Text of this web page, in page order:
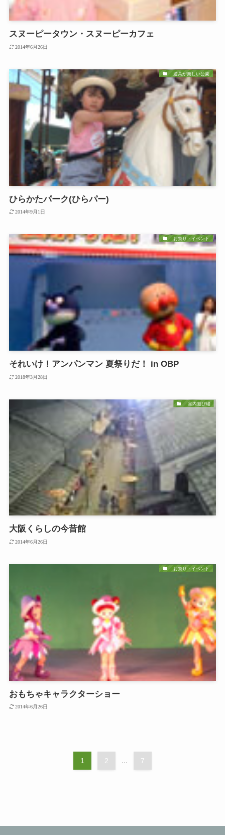
スヌーピータウン・スヌーピーカフェ
2014年6月26日
遊具が楽しい公園
ひらかたパーク(ひらパー)
2014年9月1日
お祭り・イベント
それいけ！アンパンマン 夏祭りだ！ in OBP
2018年3月28日
室内遊び場
大阪くらしの今昔館
2014年6月26日
お祭り・イベント
おもちゃキャラクターショー
2014年6月26日
1 2 ... 7